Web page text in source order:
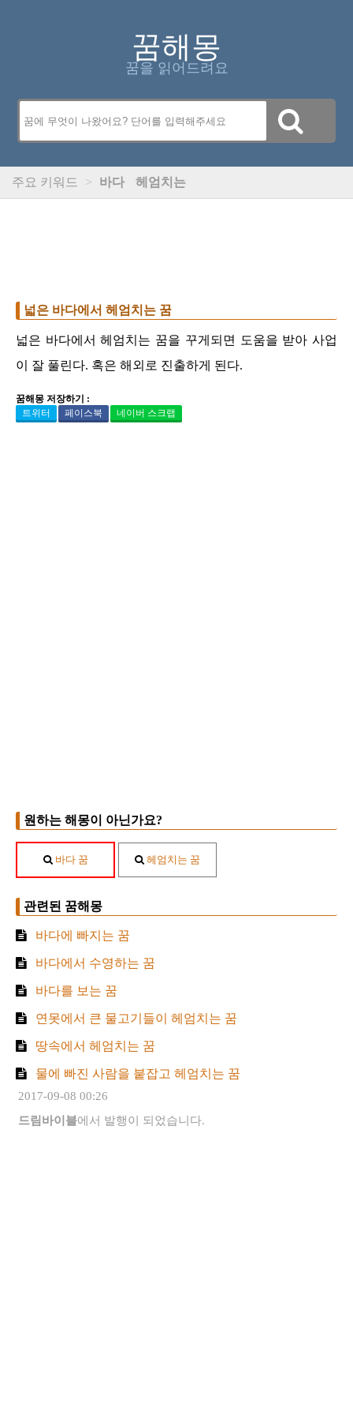
꿈해몽
꿈을 읽어드려요
주요 키워드 > 바다 헤엄치는
넓은 바다에서 헤엄치는 꿈
넓은 바다에서 헤엄치는 꿈을 꾸게되면 도움을 받아 사업
이 잘 풀린다. 혹은 해외로 진출하게 된다.
꿈해몽 저장하기 :
트위터
페이스북 네이버 스크랩
원하는 해몽이 아닌가요?
바다 꿈 헤엄치는 꿈
관련된 꿈해몽
바다에 빠지는 꿈
바다에서 수영하는 꿈
바다를 보는 꿈
연못에서 큰 물고기들이 헤엄치는 꿈
땅속에서 헤엄치는 꿈
물에 빠진 사람을 붙잡고 헤엄치는 꿈
2017-09-08 00:26
드림바이블에서 발행이 되었습니다.